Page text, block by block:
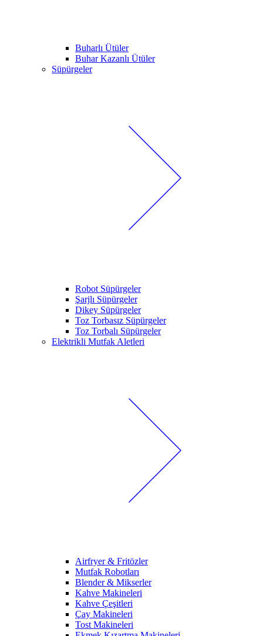
Buharlı Ütüler
Buhar Kazanlı Ütüler
Süpürgeler
Robot Süpürgeler
Şarjlı Süpürgeler
Dikey Süpürgeler
Toz Torbasız Süpürgeler
Toz Torbalı Süpürgeler
Elektrikli Mutfak Aletleri
Airfryer & Fritözler
Mutfak Robotları
Blender & Mikserler
Kahve Makineleri
Kahve Çeşitleri
Çay Makineleri
Tost Makineleri